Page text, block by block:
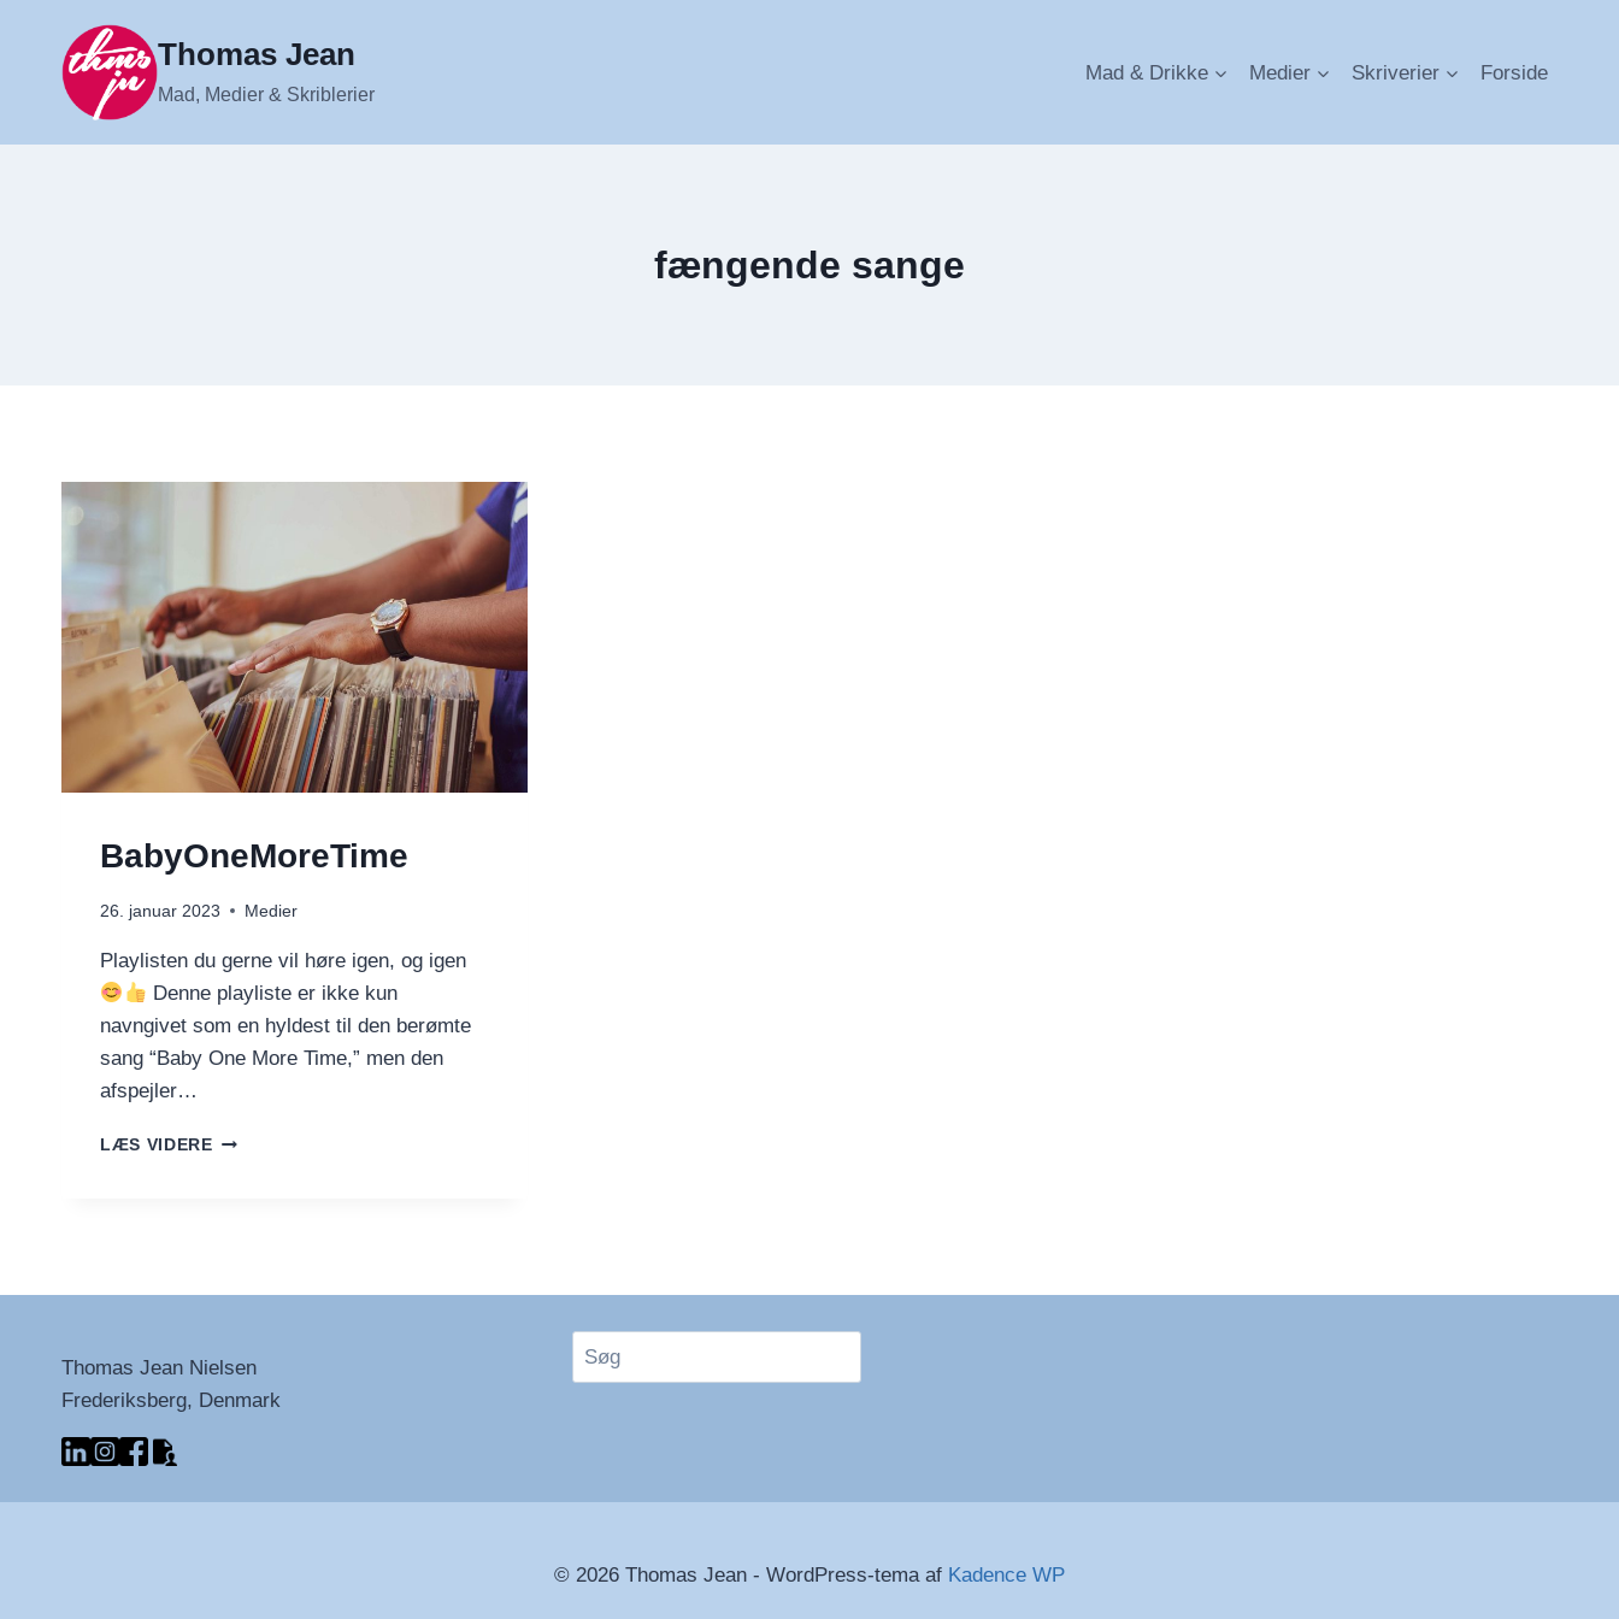
indhold
Thomas Jean
Mad, Medier & Skriblerier
Mad & Drikke Medier Skriverier Forside
fængende sange
BabyOneMoreTime
26. januar 2023 Medier
Playlisten du gerne vil høre igen, og igen
Denne playliste er ikke kun
navngivet som en hyldest til den berømte
sang “Baby One More Time,” men den
afspejler…
LÆS VIDEREBABYONEMORETIME
Thomas Jean Nielsen
Frederiksberg, Denmark
Søg
© 2026 Thomas Jean - WordPress-tema af Kadence WP